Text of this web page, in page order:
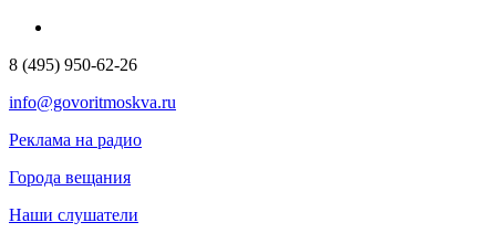
8 (495) 950-62-26
info@govoritmoskva.ru
Реклама на радио
Города вещания
Наши слушатели